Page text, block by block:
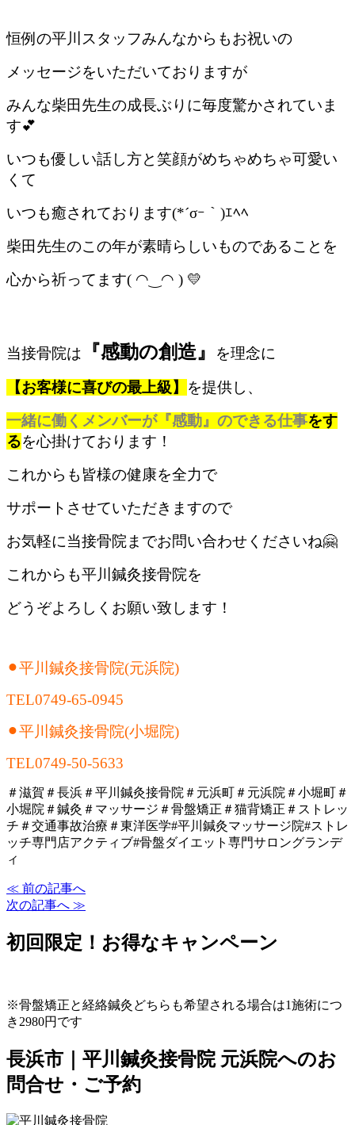
恒例の平川スタッフみんなからもお祝いの
メッセージをいただいておりますが
みんな柴田先生の成長ぶりに毎度驚かされていま
す💕
いつも優しい話し方と笑顔がめちゃめちゃ可愛い
くて
いつも癒されております(*´σｰ｀)ｴﾍﾍ
柴田先生のこの年が素晴らしいものであることを
心から祈ってます( ◠‿◠ ) 💛
当接骨院は 『感動の創造』 を理念に
【お客様に喜びの最上級】 を提供し、
一緒に働くメンバーが『感動』のできる仕事をす
るを心掛けております！
これからも皆様の健康を全力で
サポートさせていただきますので
お気軽に当接骨院までお問い合わせくださいね🤗
これからも平川鍼灸接骨院を
どうぞよろしくお願い致します！
⚫︎平川鍼灸接骨院(元浜院)
TEL0749-65-0945
⚫︎平川鍼灸接骨院(小堀院)
TEL0749-50-5633
＃滋賀＃長浜＃平川鍼灸接骨院＃元浜町＃元浜院＃小堀町＃
小堀院＃鍼灸＃マッサージ＃骨盤矯正＃猫背矯正＃ストレッ
チ＃交通事故治療＃東洋医学#平川鍼灸マッサージ院#ストレ
ッチ専門店アクティブ#骨盤ダイエット専門サロングランデ
ィ
≪ 前の記事へ
次の記事へ ≫
初回限定！お得なキャンペーン
※骨盤矯正と経絡鍼灸どちらも希望される場合は1施術につ
き2980円です
長浜市｜平川鍼灸接骨院 元浜院へのお
問合せ・ご予約